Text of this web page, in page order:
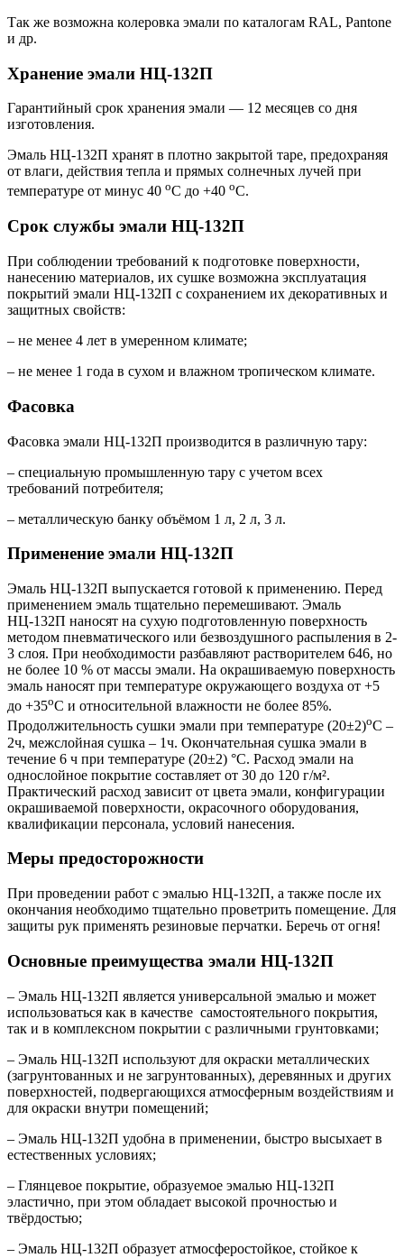
Так же возможна колеровка эмали по каталогам RAL, Pantone
и др.
Хранение эмали НЦ-132П
Гарантийный срок хранения эмали — 12 месяцев со дня
изготовления.
Эмаль НЦ-132П хранят в плотно закрытой таре, предохраняя
от влаги, действия тепла и прямых солнечных лучей при
температуре от минус 40 оС до +40 оС.
Срок службы эмали НЦ-132П
При соблюдении требований к подготовке поверхности,
нанесению материалов, их сушке возможна эксплуатация
покрытий эмали НЦ-132П с сохранением их декоративных и
защитных свойств:
– не менее 4 лет в умеренном климате;
– не менее 1 года в сухом и влажном тропическом климате.
Фасовка
Фасовка эмали НЦ-132П производится в различную тару:
– специальную промышленную тару с учетом всех
требований потребителя;
– металлическую банку объёмом 1 л, 2 л, 3 л.
Применение эмали НЦ-132П
Эмаль НЦ-132П выпускается готовой к применению. Перед
применением эмаль тщательно перемешивают. Эмаль
НЦ-132П наносят на сухую подготовленную поверхность
методом пневматического или безвоздушного распыления в 2-
3 слоя. При необходимости разбавляют растворителем 646, но
не более 10 % от массы эмали. На окрашиваемую поверхность
эмаль наносят при температуре окружающего воздуха от +5
до +35оС и относительной влажности не более 85%.
Продолжительность сушки эмали при температуре (20±2)оС –
2ч, межслойная сушка – 1ч. Окончательная сушка эмали в
течение 6 ч при температуре (20±2) °C. Расход эмали на
однослойное покрытие составляет от 30 до 120 г/м².
Практический расход зависит от цвета эмали, конфигурации
окрашиваемой поверхности, окрасочного оборудования,
квалификации персонала, условий нанесения.
Меры предосторожности
При проведении работ с эмалью НЦ-132П, а также после их
окончания необходимо тщательно проветрить помещение. Для
защиты рук применять резиновые перчатки. Беречь от огня!
Основные преимущества эмали НЦ-132П
– Эмаль НЦ-132П является универсальной эмалью и может
использоваться как в качестве самостоятельного покрытия,
так и в комплексном покрытии с различными грунтовками;
– Эмаль НЦ-132П используют для окраски металлических
(загрунтованных и не загрунтованных), деревянных и других
поверхностей, подвергающихся атмосферным воздействиям и
для окраски внутри помещений;
– Эмаль НЦ-132П удобна в применении, быстро высыхает в
естественных условиях;
– Глянцевое покрытие, образуемое эмалью НЦ-132П
эластично, при этом обладает высокой прочностью и
твёрдостью;
– Эмаль НЦ-132П образует атмосферостойкое, стойкое к